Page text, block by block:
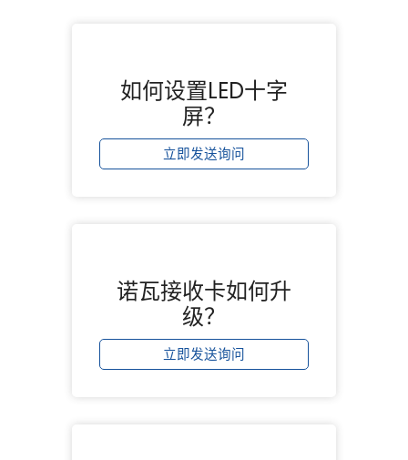
如何设置LED十字
屏？
立即发送询问
诺瓦接收卡如何升
级？
立即发送询问